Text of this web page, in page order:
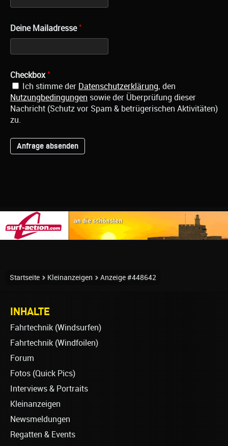
Deine Mailadresse *
Checkbox *
Ich stimme der Datenschutzerklärung, den
Nutzungbedingungen sowie der Überprüfung dieser
Nachricht (Schutz vor Spam & betrügerischen Aktivitäten)
zu.
Startseite Kleinanzeigen Anzeige #448642
INHALTE
Fahrtechnik (Windsurfen)
Fahrtechnik (Windfoilen)
Forum
Fotos (Quick Pics)
Interviews & Portraits
Kleinanzeigen
Newsmeldungen
Regatten & Events